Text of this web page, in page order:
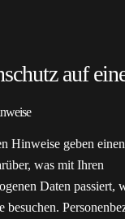
auf
Hinweise geben
was mit Ihren
Daten passiert,
besuchen.